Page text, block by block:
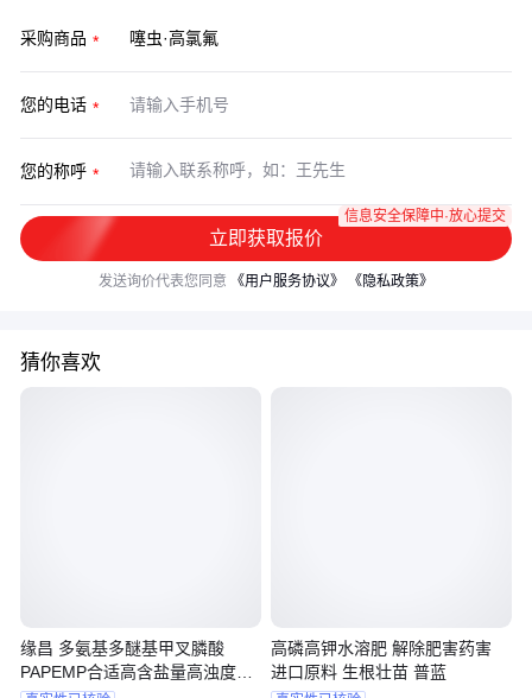
采购商品
您的电话
您的称呼
立即获取报价
信息安全保障中·放心提交
发送询价代表您同意 《用户服务协议》 《隐私政策》
猜你喜欢
缘昌 多氨基多醚基甲叉膦酸
PAPEMP合适高含盐量高浊度高
高磷高钾水溶肥 解除肥害药害
进口原料 生根壮苗 普蓝